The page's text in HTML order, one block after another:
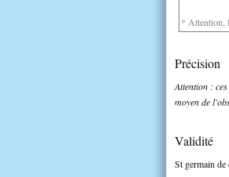
* Attention,
Précision
Attention :
moyen de
Validité
St germain